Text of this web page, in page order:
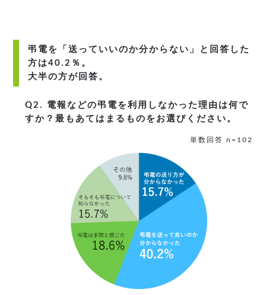
弔電を「送っていいのか分からない」と回答した
方は40.2％。
大半の方が回答。
Q2. 電報などの弔電を利用しなかった理由は何で
すか？最もあてはまるものをお選びください。
単数回答 n=102